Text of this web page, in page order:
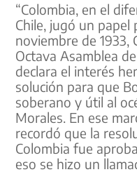
“Colombia, en el
Chile, jugó un papel
noviembre de 1933,
Octava Asamblea
declara el interés
solución para que
soberano y útil al
Morales. En ese
recordó que la
Colombia fue
eso se hizo un